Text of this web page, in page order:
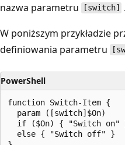
nazwa parametru
[switch]
.
W poniższym przykładzie
definiowania parametru
PowerShell
function Switch-Item {
  param ([switch]$On)
if ($On) { "Switch on"
  else { "Switch off" }